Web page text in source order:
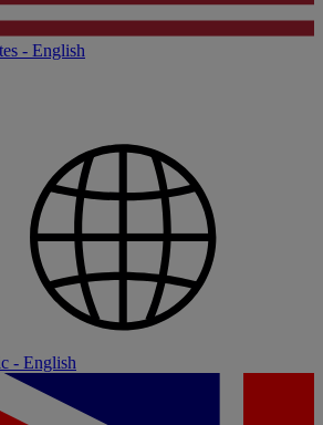
- English
- English